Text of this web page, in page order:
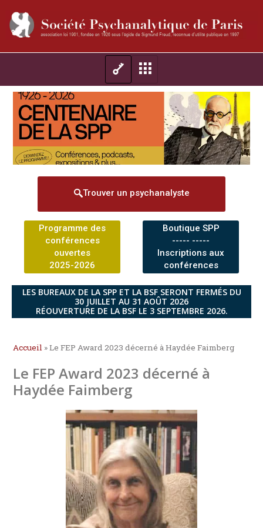
Trouver un psychanalyste
Programme des
conférences
ouvertes
2025-2026
Boutique SPP
----- -----
Inscriptions aux
conférences
LES BUREAUX DE LA SPP ET LA BSF SERONT FERMÉS DU
30 JUILLET AU 31 AOÛT 2026
RÉOUVERTURE DE LA BSF LE 3 SEPTEMBRE 2026.
Accueil »Le FEP Award 2023 décerné à Haydée Faimberg
Le FEP Award 2023 décerné à
Haydée Faimberg